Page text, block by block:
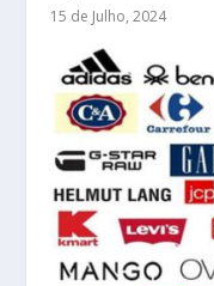
15 de Julho, 2024